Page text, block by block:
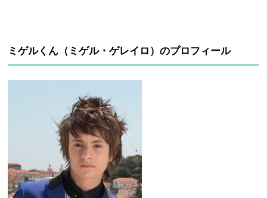
ミゲルくん（ミゲル・ゲレイロ）のプロフィール